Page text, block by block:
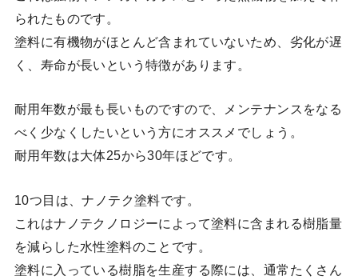
られたものです。
塗料に有機物がほとんど含まれていないため、劣化が遅
く、寿命が長いという特徴があります。
耐用年数が最も長いものですので、メンテナンスをなる
べく少なくしたいという方にオススメでしょう。
耐用年数は大体25から30年ほどです。
10つ目は、ナノテク塗料です。
これはナノテクノロジーによって塗料に含まれる樹脂量
を減らした水性塗料のことです。
塗料に入っている樹脂を生産する際には、通常たくさん